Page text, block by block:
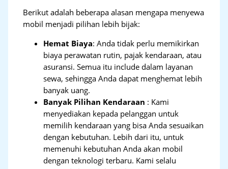
Berikut adalah beberapa alasan mengapa menyewa
mobil menjadi pilihan lebih bijak:
Hemat Biaya: Anda tidak perlu memikirkan
biaya perawatan rutin, pajak kendaraan, atau
asuransi. Semua itu include dalam layanan
sewa, sehingga Anda dapat menghemat lebih
banyak uang.
Banyak Pilihan Kendaraan : Kami
menyediakan kepada pelanggan untuk
memilih kendaraan yang bisa Anda sesuaikan
dengan kebutuhan. Lebih dari itu, untuk
memenuhi kebutuhan Anda akan mobil
dengan teknologi terbaru. Kami selalu